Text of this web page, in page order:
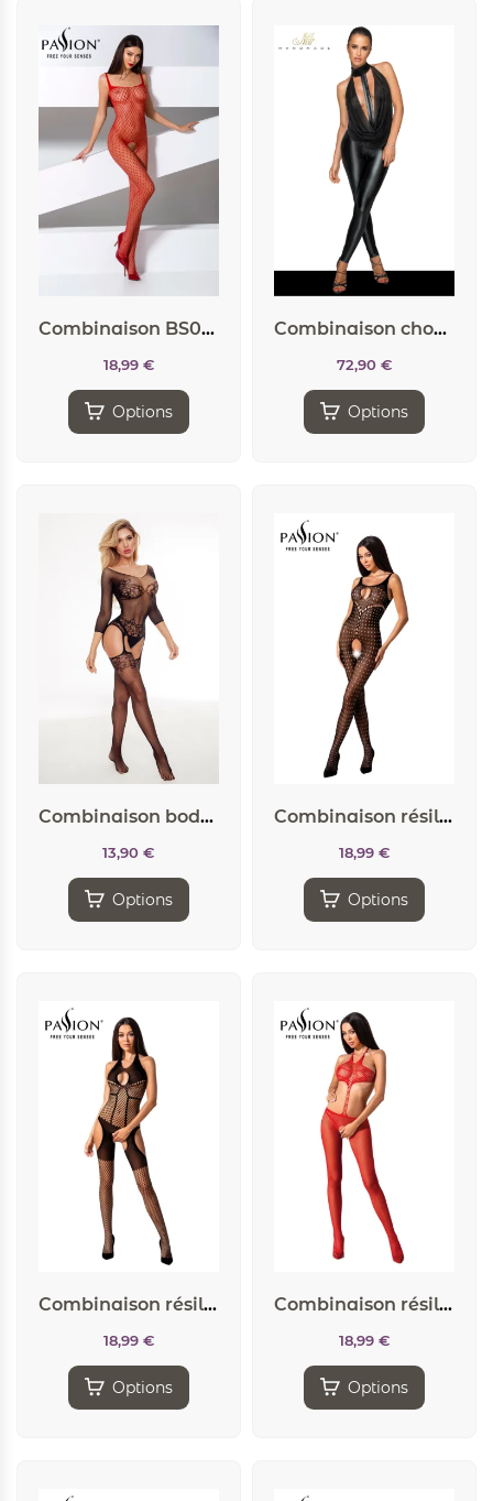
Combinaison BS071 – Rouge
18,99 €
Options
Combinaison choker F223
72,90 €
Options
Combinaison body string – Paris Hollywood
13,90 €
Options
Combinaison résille BS078 – Noir
18,99 €
Options
Combinaison résille BS079 – Noir
18,99 €
Options
Combinaison résille BS080 – Rouge
18,99 €
Options